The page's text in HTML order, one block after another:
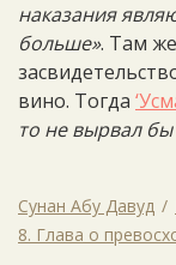
наказания
больше». Там
вино. Тогда
то не вырвал бы
Сунан Абу Давуд
8. Глава о